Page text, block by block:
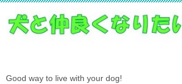
Good way to live with your dog!